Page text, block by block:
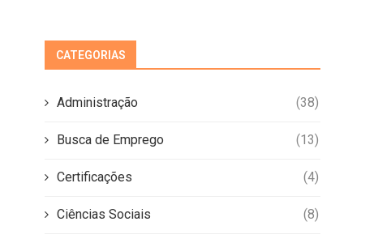
CATEGORIAS
Administração (38)
Busca de Emprego (13)
Certificações (4)
Ciências Sociais (8)